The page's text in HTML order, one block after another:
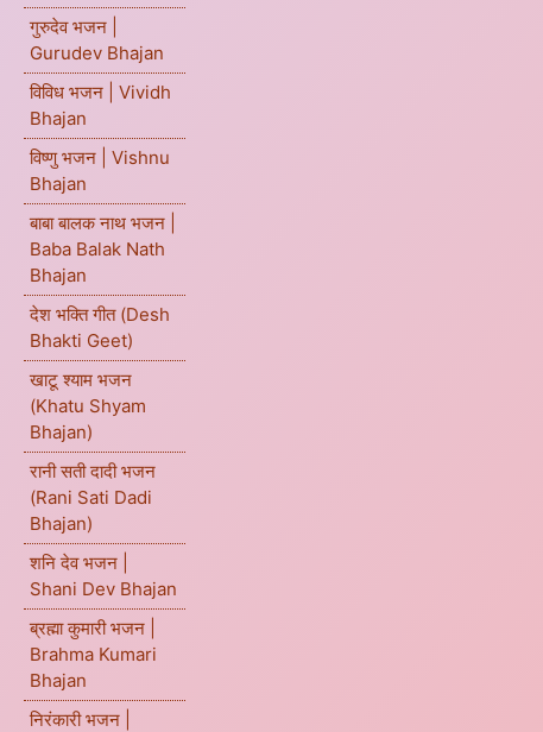
गुरुदेव भजन |
Gurudev Bhajan
विविध भजन | Vividh
Bhajan
विष्णु भजन | Vishnu
Bhajan
बाबा बालक नाथ भजन |
Baba Balak Nath
Bhajan
देश भक्ति गीत (Desh
Bhakti Geet)
खाटू श्याम भजन
(Khatu Shyam
Bhajan)
रानी सती दादी भजन
(Rani Sati Dadi
Bhajan)
शनि देव भजन |
Shani Dev Bhajan
ब्रह्मा कुमारी भजन |
Brahma Kumari
Bhajan
निरंकारी भजन |